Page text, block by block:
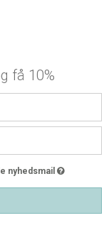
få 10%
nyhedsmail